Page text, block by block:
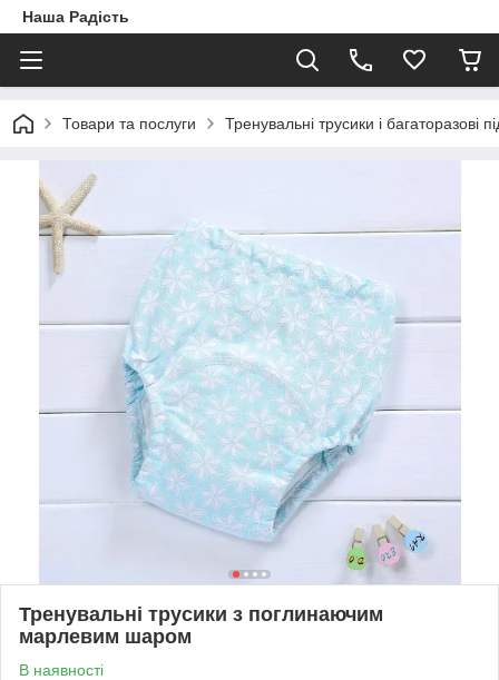
Наша Радість
Товари та послуги Тренувальні трусики і багаторазові
Тренувальні трусики з поглинаючим
марлевим шаром
В наявності